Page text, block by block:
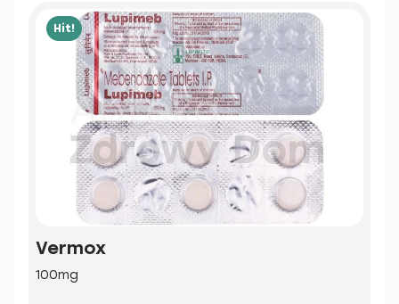
Hit!
Vermox
100mg